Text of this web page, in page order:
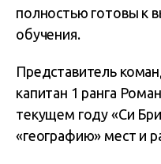
полностью готовы к
обучения.
Представитель
капитан 1 ранга
текущем году «Си
«географию» мест и